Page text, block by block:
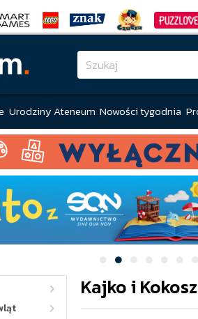
Urodziny Ateneum Nowości tygodnia
Kajko i Kokosz